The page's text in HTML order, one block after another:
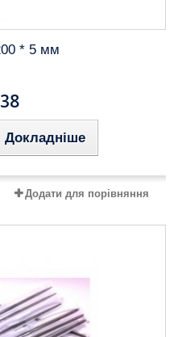
* 5 мм
Докладніше
Додати для порівняння